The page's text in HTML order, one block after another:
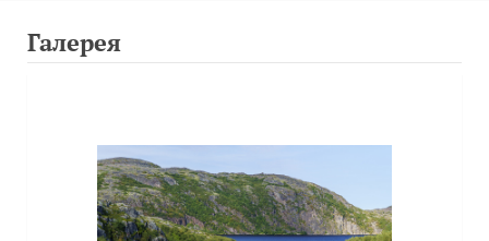
Галерея